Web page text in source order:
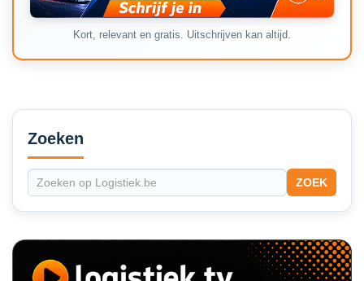
Kort, relevant en gratis. Uitschrijven kan altijd.
Secondary
Sidebar
Zoeken
ZOEK